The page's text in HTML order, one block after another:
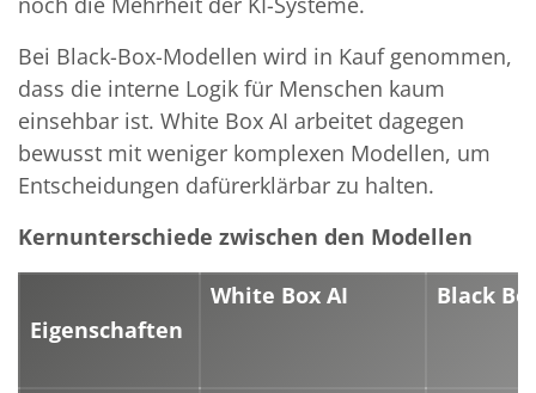
Bei Black-Box-Modellen wird in Kauf genommen,
dass die interne Logik für Menschen kaum
einsehbar ist. White Box AI arbeitet dagegen
bewusst mit weniger komplexen Modellen, um
Entscheidungen dafürerklärbar zu halten.
Kernunterschiede zwischen den Modellen
Eigenschaften
White Box AI Black